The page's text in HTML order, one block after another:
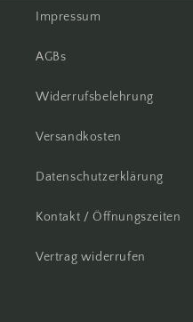
Impressum
AGBs
Widerrufsbelehrung
Versandkosten
Datenschutzerklärung
Kontakt / Öffnungszeiten
Vertrag widerrufen